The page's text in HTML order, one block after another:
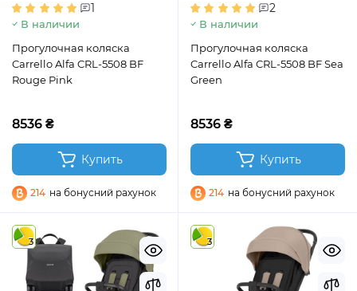
1
В наличии
Прогулочная коляска
Carrello Alfa CRL-5508 BF
Rouge Pink
8536 ₴
Купить
214 на бонусний рахунок
2
В наличии
Прогулочная коляска
Carrello Alfa CRL-5508 BF Sea
Green
8536 ₴
Купить
214 на бонусний рахунок
3 3